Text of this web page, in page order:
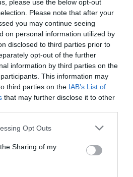
please use the below opt-out
Please note that after your
you may continue seeing
on personal information utilized by
disclosed to third parties prior to
opt-out of the further
information by third parties on the
This information may
third parties on the IAB’s List of
that may further disclose it to other
Opt Outs
Sharing of my
- Vojanov, ki se je rodil
je svoja
opravil v prelomnih
ogrskega cesarstva. V
svojo vojsko preprečil, da
Podravje priključili